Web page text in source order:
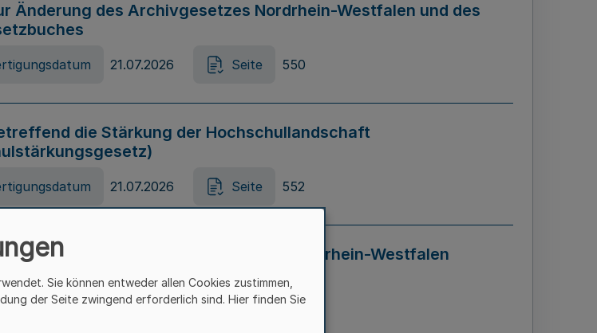
Änderung des Archivgesetzes Nordrhein-Westfalen und des
21.07.2026 Seite 550
die Stärkung der Hochschullandschaft
21.07.2026 Seite 552
Vermeidung von Diskriminierung in Nordrhein-Westfalen
– LADG NRW)
21.07.2026 Seite 595
Sie können entweder allen Cookies zustimmen,
der Seite zwingend erforderlich sind. Hier finden Sie